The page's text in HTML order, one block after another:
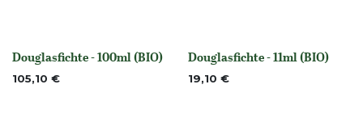
None
Douglasfichte - 100ml (BIO)
105,10 € None
Douglasfichte - 11ml (BIO)
19,10 €